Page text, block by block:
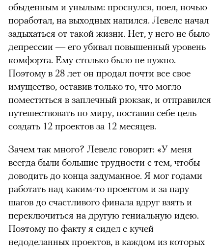
обыденным и унылым: проснулся, поел, ночью
поработал, на выходных напился. Левелс начал
задыхаться от такой жизни. Нет, у него не было
депрессии — его убивал повышенный уровень
комфорта. Ему столько было не нужно.
Поэтому в 28 лет он продал почти все свое
имущество, оставив только то, что могло
поместиться в заплечный рюкзак, и отправился
путешествовать по миру, поставив себе цель
создать 12 проектов за 12 месяцев.
Зачем так много? Левелс говорит: «У меня
всегда были большие трудности с тем, чтобы
доводить до конца задуманное. Я мог годами
работать над каким-то проектом и за пару
шагов до счастливого финала вдруг взять и
переключиться на другую гениальную идею.
Поэтому по факту я сидел с кучей
недоделанных проектов, в каждом из которых